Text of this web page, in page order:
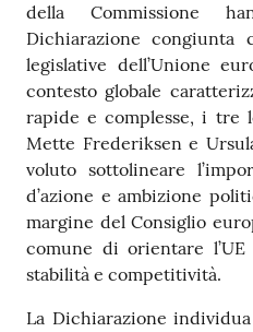
della Commissione
Dichiarazione
legislative dell’Unione
contesto globale
rapide e complesse, i tre
Mette Frederiksen e
voluto sottolineare
d’azione e ambizione
margine del Consiglio
comune di orientare
stabilità e competitività.
La Dichiarazione